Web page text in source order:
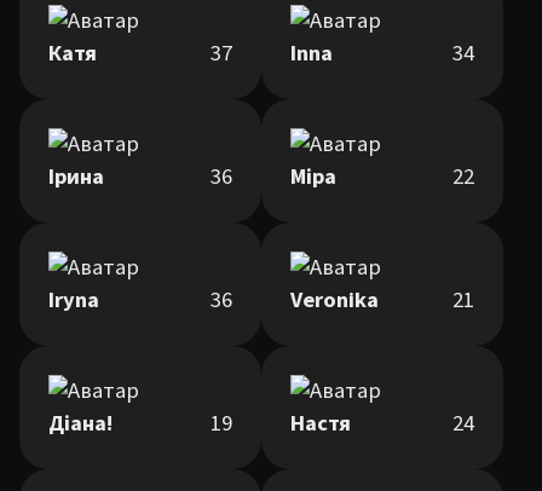
Катя 37 Inna 34
Ірина 36 Міра 22
Iryna 36 Veronika 21
Діана! 19 Настя 24